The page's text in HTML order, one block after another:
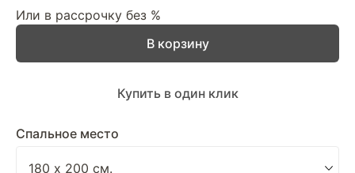
Или в рассрочку без %
Спальное место
В корзину
Купить в один клик